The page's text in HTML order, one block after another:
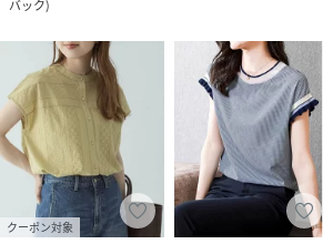
バック)
クーポン対象